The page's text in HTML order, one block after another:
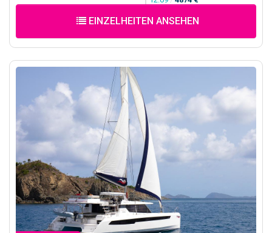
EINZELHEITEN ANSEHEN